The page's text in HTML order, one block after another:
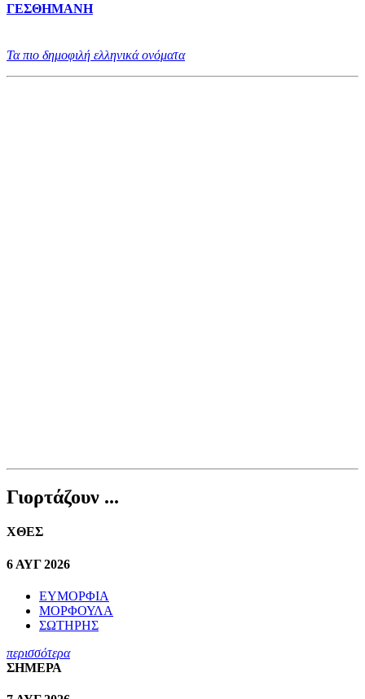
ΓΕΣΘΗΜΑΝΗ
Τα πιο δημοφιλή ελληνικά ονόματα
Γιορτάζουν ...
ΧΘΕΣ
6 ΑΥΓ 2026
ΕΥΜΟΡΦΙΑ
ΜΟΡΦΟΥΛΑ
ΣΩΤΗΡΗΣ
περισσότερα
ΣΗΜΕΡΑ